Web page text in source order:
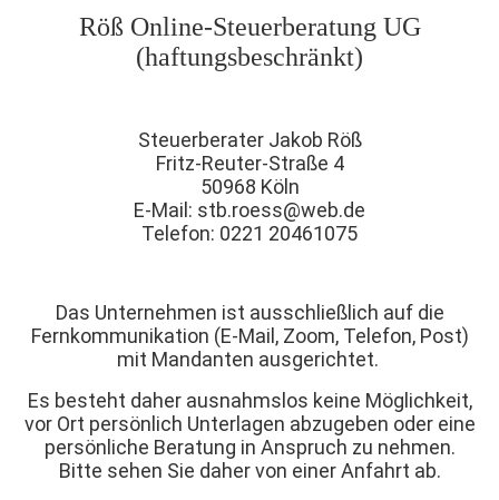
Röß Online-Steuerberatung UG
(haftungsbeschränkt)
Steuerberater Jakob Röß
Fritz-Reuter-Straße 4
50968 Köln
E-Mail: stb.roess@web.de
Telefon: 0221 20461075
Das Unternehmen ist ausschließlich auf die
Fernkommunikation (E-Mail, Zoom, Telefon, Post)
mit Mandanten ausgerichtet.
Es besteht daher ausnahmslos keine Möglichkeit,
vor Ort persönlich Unterlagen abzugeben oder eine
persönliche Beratung in Anspruch zu nehmen.
Bitte sehen Sie daher von einer Anfahrt ab.